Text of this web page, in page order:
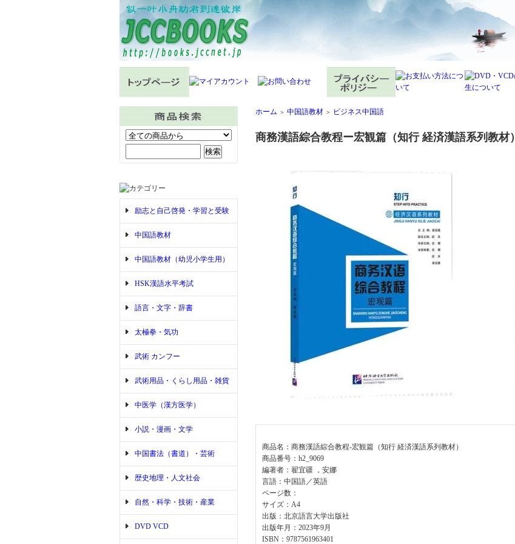
励志と自己啓発・学習と受験
中国語教材
中国語教材（幼児小学生用）
HSK漢語水平考試
語言・文字・辞書
太極拳・気功
武術 カンフー
武術用品・くらし用品・雑貨
中医学（漢方医学）
小説・漫画・文学
中国書法（書道）・芸術
歴史地理・人文社会
自然・科学・技術・産業
DVD VCD
ホーム ＞ 中国語教材 ＞ ビジネス中国語
商務漢語綜合教程ー宏観篇（知行 経済漢語系列教材）
商品名：商務漢語綜合教程-宏観篇（知行 経済漢語系列教材）
商品番号：h2_9069
編著者：翟宜疆 ，安娜
言語：中国語／英語
ページ数：
サイズ：A4
出版：北京語言大学出版社
出版年月：2023年9月
ISBN：9787561963401